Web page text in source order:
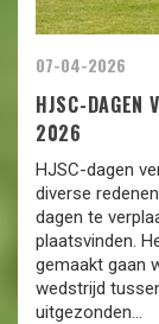
07-04-2026
HJSC-DAGEN
2026
HJSC-dagen
diverse
dagen te
plaatsvinden.
gemaakt gaan
wedstrijd
uitgezonden...